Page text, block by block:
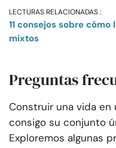
LECTURAS RELACIONADAS :
11 consejos sobre
mixtos
Preguntas
Construir una vida
consigo su conjunto
Exploremos algunas